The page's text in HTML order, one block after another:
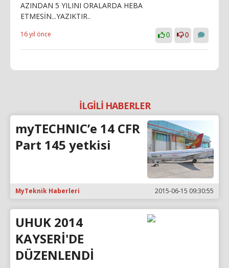
AZINDAN 5 YILINI ORALARDA HEBA
ETMESİN...YAZIKTIR..
16 yıl önce 0 0
İLGİLİ HABERLER
myTECHNIC’e 14 CFR
Part 145 yetkisi
MyTeknik Haberleri 2015-06-15 09:30:55
UHUK 2014
KAYSERİ'DE
DÜZENLENDİ